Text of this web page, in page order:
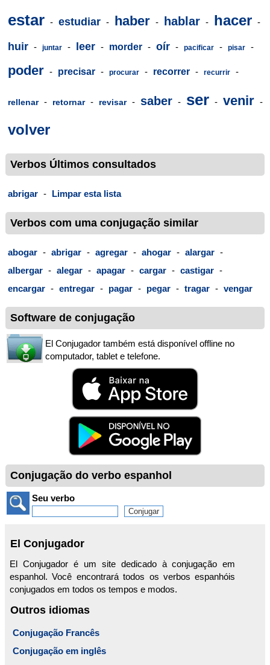
estar - estudiar - haber - hablar - hacer -
huir - juntar - leer - morder - oír - pacificar - pisar -
poder - precisar - procurar - recorrer - recurrir -
rellenar - retornar - revisar - saber - ser - venir -
volver
Verbos Últimos consultados
abrigar - Limpar esta lista
Verbos com uma conjugação similar
abogar - abrigar - agregar - ahogar - alargar -
albergar - alegar - apagar - cargar - castigar -
encargar - entregar - pagar - pegar - tragar - vengar
Software de conjugação
El Conjugador também está disponível offline no
computador, tablet e telefone.
Conjugação do verbo espanhol
Seu verbo
El Conjugador
El Conjugador é um site dedicado à conjugação em
espanhol. Você encontrará todos os verbos espanhóis
conjugados em todos os tempos e modos.
Outros idiomas
Conjugação Francês
Conjugação em inglês